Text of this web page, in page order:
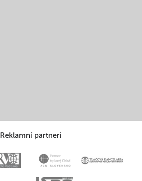
Reklamní partneri